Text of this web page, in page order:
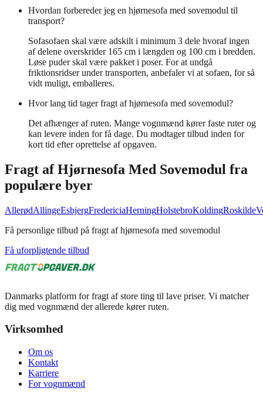
Hvordan forbereder jeg en hjørnesofa med sovemodul til
transport?
Sofasofaen skal være adskilt i minimum 3 dele hvoraf ingen
af delene overskrider 165 cm i længden og 100 cm i bredden.
Løse puder skal være pakket i poser. For at undgå
friktionsridser under transporten, anbefaler vi at sofaen, for så
vidt muligt, emballeres.
Hvor lang tid tager fragt af hjørnesofa med sovemodul?
Det afhænger af ruten. Mange vognmænd kører faste ruter og
kan levere inden for få dage. Du modtager tilbud inden for
kort tid efter oprettelse af opgaven.
Fragt afHjørnesofa Med Sovemodul fra
populære byer
AllerødAllingeEsbjergFredericiaHerningHolstebroKoldingRoskilde
Få personlige tilbud på fragt af hjørnesofa med sovemodul
Få uforpligtende tilbud
Danmarks platform for fragt af store ting til lave priser. Vi matcher
dig med vognmænd der allerede kører ruten.
Virksomhed
Om os
Kontakt
Karriere
For vognmænd